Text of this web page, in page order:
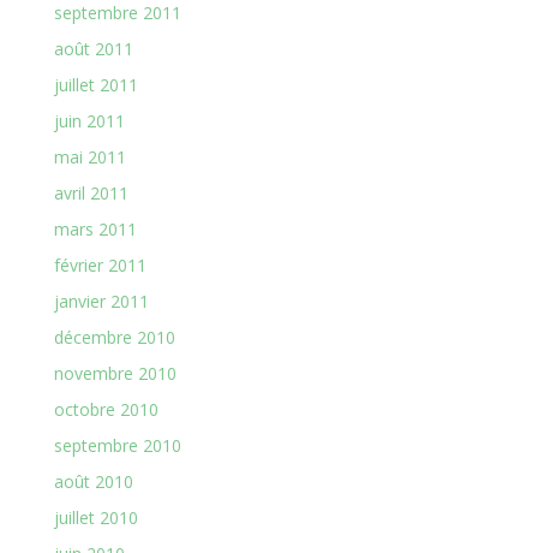
septembre 2011
août 2011
juillet 2011
juin 2011
mai 2011
avril 2011
mars 2011
février 2011
janvier 2011
décembre 2010
novembre 2010
octobre 2010
septembre 2010
août 2010
juillet 2010